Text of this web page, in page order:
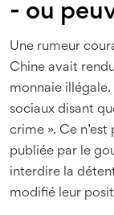
- ou
Une rumeur
Chine avait
monnaie illégale.
sociaux disant
crime ». Ce
publiée par le
interdire la
modifié leur